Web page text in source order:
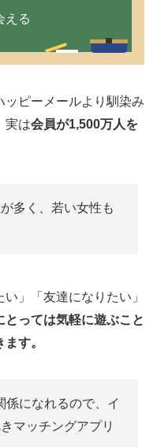
える
ッピーメールより馴染み
実は会員が1,500万人を
多く、若い女性も
」「友達になりたい」
とっては気軽に遊ぶこと
す。
係になれるので、イ
マッチングアプリ